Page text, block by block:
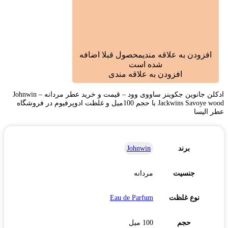
افزودن به علاقه مندیمحصول قبلا اضافه
شده است
افزودن به علاقه مندی
ادکلن جانوین جکوینز ساووی وود – قیمت و خرید عطر مردانه Johnwin –
Jackwins Savoye wood با حجم 100میل و غلظت ادوپرفیوم در فروشگاه
عطر الیسا
برند Johnwin
جنسیت مردانه
نوع غلظت Eau de Parfum
حجم 100 میل